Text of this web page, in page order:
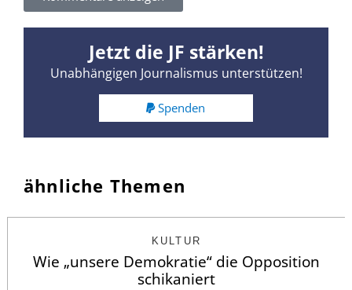
Jetzt die JF stärken!
Unabhängigen Journalismus unterstützen!
Spenden
ähnliche Themen
KULTUR
Wie „unsere Demokratie“ die Opposition
schikaniert